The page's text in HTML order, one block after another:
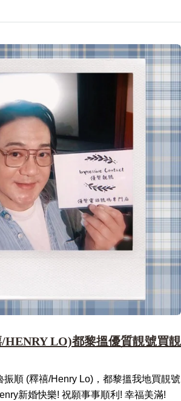
HENRY LO)都黎搵優質靚號買靚
振順 (釋禧/Henry Lo)，都黎搵我地買靚號
新婚快樂! 祝願事事順利! 幸福美滿!